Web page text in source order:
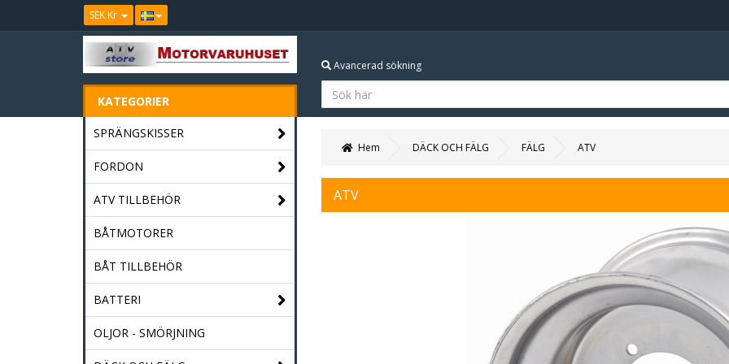
SEK Kr
KATEGORIER
Avancerad sökning
SPRÄNGSKISSER
FORDON
ATV TILLBEHÖR
BÅTMOTORER
BÅT TILLBEHÖR
BATTERI
OLJOR - SMÖRJNING
Hem DÄCK OCH FÄLG FÄLG ATV
ATV